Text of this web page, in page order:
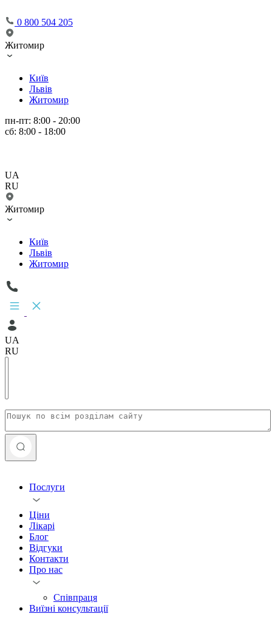
0 800 504 205
Житомир
Київ
Львів
Житомир
пн-пт: 8:00 - 20:00
сб: 8:00 - 18:00
UA
RU
Житомир
Київ
Львів
Житомир
UA
RU
Послуги
Ціни
Лікарі
Блог
Відгуки
Контакти
Про нас
Співпраця
Виїзні консультації